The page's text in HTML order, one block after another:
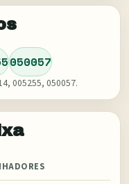
050057
005255, 050057.